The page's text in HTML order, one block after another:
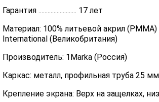
Гарантия ......................... 17 лет
Материал: 100% литьевой акрил
International (Великобритания)
Производитель: 1Marka (Россия)
Каркас: металл, профильная труба 25
Крепление экрана: Верх на защелках,